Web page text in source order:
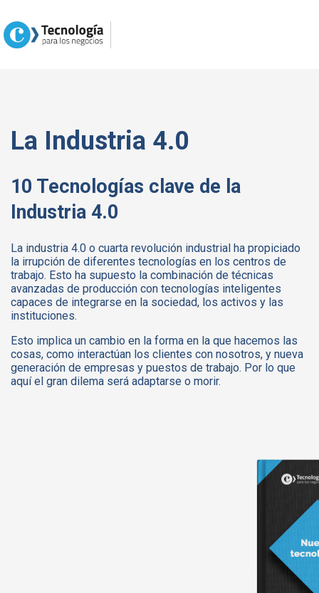
La Industria 4.0
10 Tecnologías clave de la
Industria 4.0
La industria 4.0 o cuarta revolución industrial ha propiciado
la irrupción de diferentes tecnologías en los centros de
trabajo. Esto ha supuesto la combinación de técnicas
avanzadas de producción con tecnologías inteligentes
capaces de integrarse en la sociedad, los activos y las
instituciones.
Esto implica un cambio en la forma en la que hacemos las
cosas, como interactúan los clientes con nosotros, y nueva
generación de empresas y puestos de trabajo. Por lo que
aquí el gran dilema será adaptarse o morir.